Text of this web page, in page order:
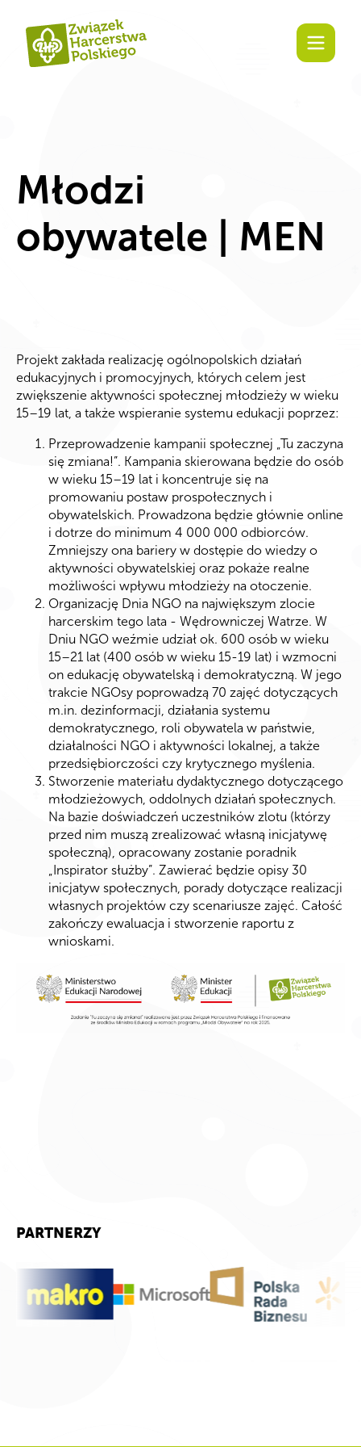
Młodzi
obywatele | MEN
Projekt zakłada realizację ogólnopolskich działań
edukacyjnych i promocyjnych, których celem jest
zwiększenie aktywności społecznej młodzieży w wieku
15–19 lat, a także wspieranie systemu edukacji poprzez:
Przeprowadzenie kampanii społecznej „Tu zaczyna
się zmiana!”. Kampania skierowana będzie do osób
w wieku 15–19 lat i koncentruje się na
promowaniu postaw prospołecznych i
obywatelskich. Prowadzona będzie głównie online
i dotrze do minimum 4 000 000 odbiorców.
Zmniejszy ona bariery w dostępie do wiedzy o
aktywności obywatelskiej oraz pokaże realne
możliwości wpływu młodzieży na otoczenie.
Organizację Dnia NGO na największym zlocie
harcerskim tego lata - Wędrowniczej Watrze. W
Dniu NGO weźmie udział ok. 600 osób w wieku
15–21 lat (400 osób w wieku 15-19 lat) i wzmocni
on edukację obywatelską i demokratyczną. W jego
trakcie NGOsy poprowadzą 70 zajęć dotyczących
m.in. dezinformacji, działania systemu
demokratycznego, roli obywatela w państwie,
działalności NGO i aktywności lokalnej, a także
przedsiębiorczości czy krytycznego myślenia.
Stworzenie materiału dydaktycznego dotyczącego
młodzieżowych, oddolnych działań społecznych.
Na bazie doświadczeń uczestników zlotu (którzy
przed nim muszą zrealizować własną inicjatywę
społeczną), opracowany zostanie poradnik
„Inspirator służby”. Zawierać będzie opisy 30
inicjatyw społecznych, porady dotyczące realizacji
własnych projektów czy scenariusze zajęć. Całość
zakończy ewaluacja i stworzenie raportu z
wnioskami.
PARTNERZY